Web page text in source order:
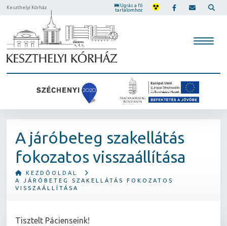
Keszthelyi Kórház
Ugrás a fő
tartalomhoz
A járóbeteg szakellátás
fokozatos visszaállítása
KEZDŐOLDAL
A JÁRÓBETEG SZAKELLÁTÁS FOKOZATOS
VISSZAÁLLÍTÁSA
Tisztelt Pácienseink!